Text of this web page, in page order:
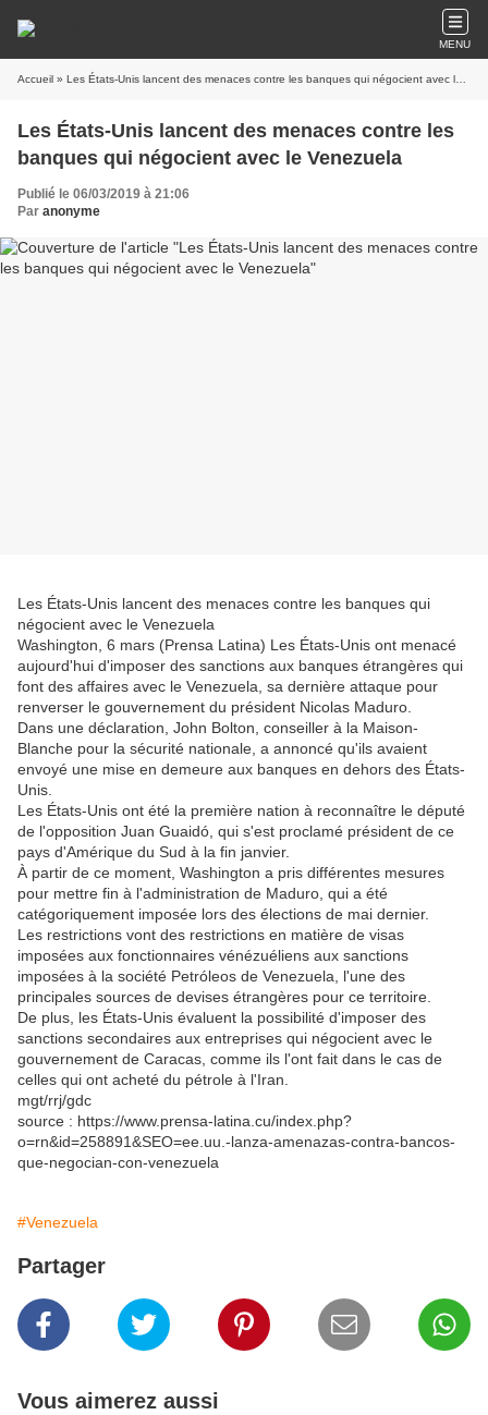
MENU
Accueil » Les États-Unis lancent des menaces contre les banques qui négocient avec le Venezuela
Les États-Unis lancent des menaces contre les
banques qui négocient avec le Venezuela
Publié le 06/03/2019 à 21:06
Par anonyme
Les États-Unis lancent des menaces contre les banques qui
négocient avec le Venezuela
Washington, 6 mars (Prensa Latina) Les États-Unis ont menacé
aujourd'hui d'imposer des sanctions aux banques étrangères qui
font des affaires avec le Venezuela, sa dernière attaque pour
renverser le gouvernement du président Nicolas Maduro.
Dans une déclaration, John Bolton, conseiller à la Maison-
Blanche pour la sécurité nationale, a annoncé qu'ils avaient
envoyé une mise en demeure aux banques en dehors des États-
Unis.
Les États-Unis ont été la première nation à reconnaître le député
de l'opposition Juan Guaidó, qui s'est proclamé président de ce
pays d'Amérique du Sud à la fin janvier.
À partir de ce moment, Washington a pris différentes mesures
pour mettre fin à l'administration de Maduro, qui a été
catégoriquement imposée lors des élections de mai dernier.
Les restrictions vont des restrictions en matière de visas
imposées aux fonctionnaires vénézuéliens aux sanctions
imposées à la société Petróleos de Venezuela, l'une des
principales sources de devises étrangères pour ce territoire.
De plus, les États-Unis évaluent la possibilité d'imposer des
sanctions secondaires aux entreprises qui négocient avec le
gouvernement de Caracas, comme ils l'ont fait dans le cas de
celles qui ont acheté du pétrole à l'Iran.
mgt/rrj/gdc
source : https://www.prensa-latina.cu/index.php?
o=rn&id=258891&SEO=ee.uu.-lanza-amenazas-contra-bancos-
que-negocian-con-venezuela
#Venezuela
Partager
Vous aimerez aussi